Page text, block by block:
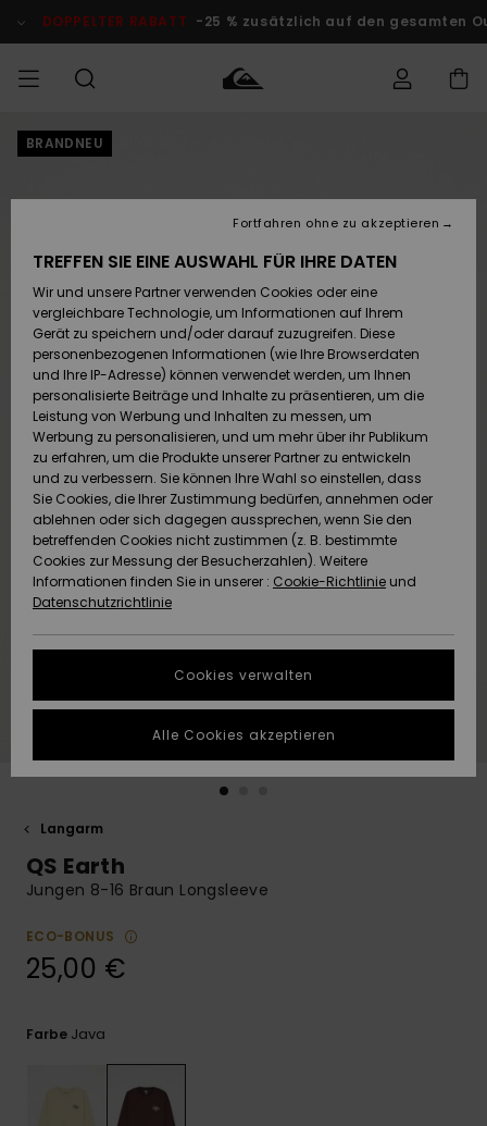
Produktinformation
DOPPELTER RABATT -25 % zusätzlich auf den gesamten
MÄNNER
Accessoires
Schuhe&
Flip-Flops
Surf
Snow
Brandneu
Highlights
Accessoires
Schuhe&
Flip-Flops
Surf
Snow
Brandneu
Highlights
FRAUEN
Brandneu
Highlights
Snow
SURF
Kinder
Highlights
Community
SNOW
Snow Shop
Kinder
Snow Shop
Damen
Highlights
Community
DOPPELTER
RABATT
KINDER
Outlet
Frauen
HILFE & KONTAKT
Retouren
Bezahlung
Geschenkkarte
Quiksilver
Freedom
Datenschutz
Starten Sie eine
um die
schnellste
Antwort auf Ihre
erhalten.
Finden Sie
Antworten auf
NACHHALTIGKEIT
SHOPS
QUIKSILVER APP
WUNSCHLISTE
BRANDNEU
Langarm
QS Earth
Jungen 8-16 Braun Longsleeve
ECO-BONUS
25,00 €
Farbe Java
TREFFEN SIE EINE AUSWAHL FÜR IHRE DATEN
Wir und unsere Partner verwenden Cookies oder eine
vergleichbare Technologie, um Informationen auf Ihrem
Gerät zu speichern und/oder darauf zuzugreifen. Diese
personenbezogenen Informationen (wie Ihre Browserdaten
und Ihre IP-Adresse) können verwendet werden, um Ihnen
personalisierte Beiträge und Inhalte zu präsentieren, um die
Leistung von Werbung und Inhalten zu messen, um
Werbung zu personalisieren, und um mehr über ihr Publikum
zu erfahren, um die Produkte unserer Partner zu entwickeln
und zu verbessern. Sie können Ihre Wahl so einstellen, dass
Sie Cookies, die Ihrer Zustimmung bedürfen, annehmen oder
ablehnen oder sich dagegen aussprechen, wenn Sie den
betreffenden Cookies nicht zustimmen (z. B. bestimmte
Cookies zur Messung der Besucherzahlen). Weitere
Informationen finden Sie in unserer : Cookie-Richtlinie und
Datenschutzrichtlinie
Cookies verwalten
Fortfahren ohne zu akzeptieren
Alle Cookies akzeptieren